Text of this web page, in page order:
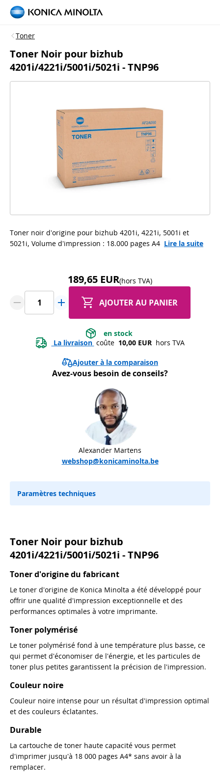
Toner
Toner Noir pour bizhub
4201i/4221i/5001i/5021i - TNP96
Toner noir d'origine pour bizhub 4201i, 4221i, 5001i et
5021i, Volume d'impression : 18.000 pages A4 Lire la suite
189,65 EUR(hors TVA)
AJOUTER AU PANIER
en stock
La livraison coûte 10,00 EUR hors TVA
Ajouter à la comparaison
Avez-vous besoin de conseils?
Alexander Martens
webshop@konicaminolta.be
Paramètres techniques
Toner Noir pour bizhub
4201i/4221i/5001i/5021i - TNP96
Toner d'origine du fabricant
Le toner d'origine de Konica Minolta a été développé pour
offrir une qualité d'impression exceptionnelle et des
performances optimales à votre imprimante.
Toner polymérisé
Le toner polymérisé fond à une température plus basse, ce
qui permet d'économiser de l'énergie, et les particules de
toner plus petites garantissent la précision de l'impression.
Couleur noire
Couleur noire intense pour un résultat d'impression optimal
et des couleurs éclatantes.
Durable
La cartouche de toner haute capacité vous permet
d'imprimer jusqu'à 18 000 pages A4* sans avoir à la
remplacer.